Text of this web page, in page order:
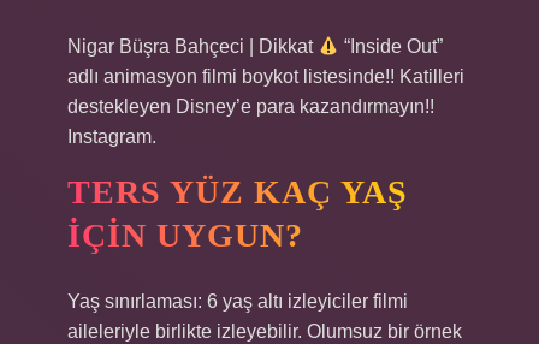
Nigar Büşra Bahçeci | Dikkat
“Inside Out”
adlı animasyon filmi boykot listesinde!! Katilleri
destekleyen Disney’e para kazandırmayın!!
Instagram.
TERS YÜZ KAÇ YAŞ
IÇIN UYGUN?
Yaş sınırlaması: 6 yaş altı izleyiciler filmi
aileleriyle birlikte izleyebilir. Olumsuz bir örnek